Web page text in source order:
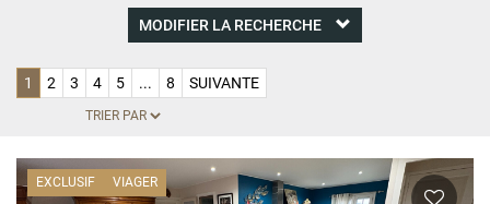
MODIFIER LA RECHERCHE
1 2 3 4 5 ... 8 SUIVANTE
EXCLUSIF VIAGER